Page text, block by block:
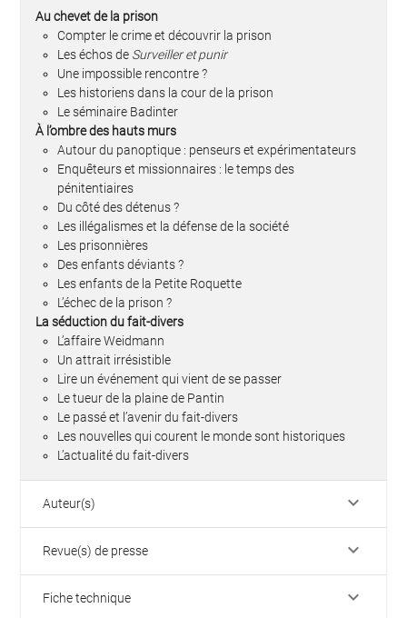
Au chevet de la prison
Compter le crime et découvrir la prison
Les échos de Surveiller et punir
Une impossible rencontre ?
Les historiens dans la cour de la prison
Le séminaire Badinter
À l’ombre des hauts murs
Autour du panoptique : penseurs et expérimentateurs
Enquêteurs et missionnaires : le temps des
pénitentiaires
Du côté des détenus ?
Les illégalismes et la défense de la société
Les prisonnières
Des enfants déviants ?
Les enfants de la Petite Roquette
L’échec de la prison ?
La séduction du fait-divers
L’affaire Weidmann
Un attrait irrésistible
Lire un événement qui vient de se passer
Le tueur de la plaine de Pantin
Le passé et l’avenir du fait-divers
Les nouvelles qui courent le monde sont historiques
L’actualité du fait-divers
Auteur(s) keyboard_arrow_down
Revue(s) de presse keyboard_arrow_down
Fiche technique keyboard_arrow_down